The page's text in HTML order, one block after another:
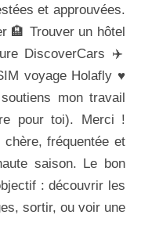
et approuvées.
🏨 Trouver un hôtel
DiscoverCars ✈️
voyage Holafly ♥
mon travail
pour toi). Merci !
fréquentée et
saison. Le bon
: découvrir les
sortir, ou voir une